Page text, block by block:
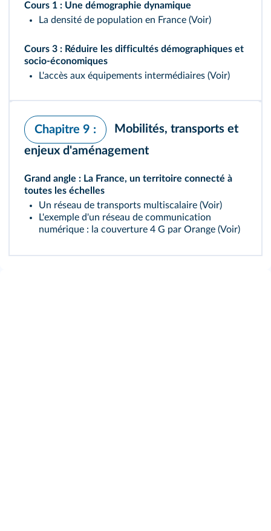
Cours 1 : Une démographie dynamique
La densité de population en France (Voir)
Cours 3 : Réduire les difficultés démographiques et
socio-économiques
L'accès aux équipements intermédiaires (Voir)
Chapitre 9 :
Mobilités, transports et
enjeux d'aménagement
Grand angle : La France, un territoire connecté à
toutes les échelles
Un réseau de transports multiscalaire (Voir)
L'exemple d'un réseau de communication
numérique : la couverture 4 G par Orange (Voir)